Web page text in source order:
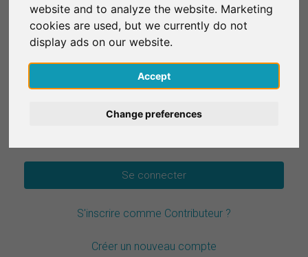
website and to analyze the website. Marketing
cookies are used, but we currently do not
display ads on our website.
Accept
Change preferences
OU
E-mail*
Mot de passe*
S'inscrire comme Contributeur ?
Créer un nouveau compte
S'inscrire gratuitement
S'inscrire
English
Deutsch
Español
Italiano